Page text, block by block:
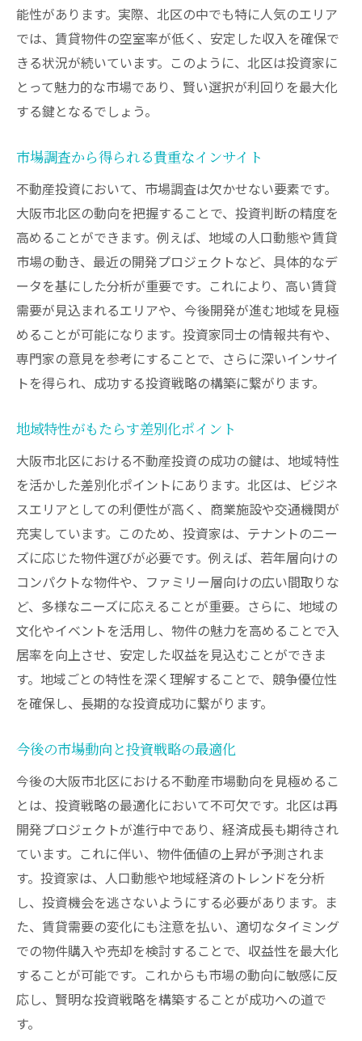
能性があります。実際、北区の中でも特に人気のエリア
では、賃貸物件の空室率が低く、安定した収入を確保で
きる状況が続いています。このように、北区は投資家に
とって魅力的な市場であり、賢い選択が利回りを最大化
する鍵となるでしょう。
市場調査から得られる貴重なインサイト
不動産投資において、市場調査は欠かせない要素です。
大阪市北区の動向を把握することで、投資判断の精度を
高めることができます。例えば、地域の人口動態や賃貸
市場の動き、最近の開発プロジェクトなど、具体的なデ
ータを基にした分析が重要です。これにより、高い賃貸
需要が見込まれるエリアや、今後開発が進む地域を見極
めることが可能になります。投資家同士の情報共有や、
専門家の意見を参考にすることで、さらに深いインサイ
トを得られ、成功する投資戦略の構築に繋がります。
地域特性がもたらす差別化ポイント
大阪市北区における不動産投資の成功の鍵は、地域特性
を活かした差別化ポイントにあります。北区は、ビジネ
スエリアとしての利便性が高く、商業施設や交通機関が
充実しています。このため、投資家は、テナントのニー
ズに応じた物件選びが必要です。例えば、若年層向けの
コンパクトな物件や、ファミリー層向けの広い間取りな
ど、多様なニーズに応えることが重要。さらに、地域の
文化やイベントを活用し、物件の魅力を高めることで入
居率を向上させ、安定した収益を見込むことができま
す。地域ごとの特性を深く理解することで、競争優位性
を確保し、長期的な投資成功に繋がります。
今後の市場動向と投資戦略の最適化
今後の大阪市北区における不動産市場動向を見極めるこ
とは、投資戦略の最適化において不可欠です。北区は再
開発プロジェクトが進行中であり、経済成長も期待され
ています。これに伴い、物件価値の上昇が予測されま
す。投資家は、人口動態や地域経済のトレンドを分析
し、投資機会を逃さないようにする必要があります。ま
た、賃貸需要の変化にも注意を払い、適切なタイミング
での物件購入や売却を検討することで、収益性を最大化
することが可能です。これからも市場の動向に敏感に反
応し、賢明な投資戦略を構築することが成功への道で
す。